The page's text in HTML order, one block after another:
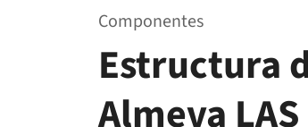
Componentes
Estructura
Almeva LAS